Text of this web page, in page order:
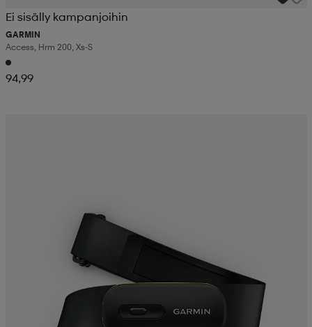
Ei sisälly kampanjoihin
GARMIN
Access, Hrm 200, Xs-S
94,99